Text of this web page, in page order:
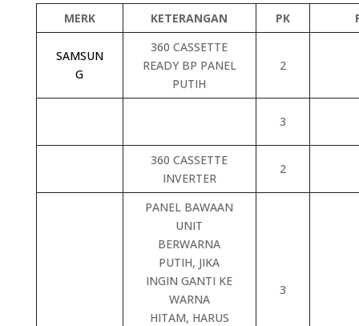
MERK KETERANGAN PK
SAMSUN
G
360 CASSETTE
READY BP PANEL
PUTIH
2
3
360 CASSETTE
INVERTER
2
PANEL BAWAAN
UNIT
BERWARNA
PUTIH, JIKA
INGIN GANTI KE
WARNA
HITAM, HARUS
3